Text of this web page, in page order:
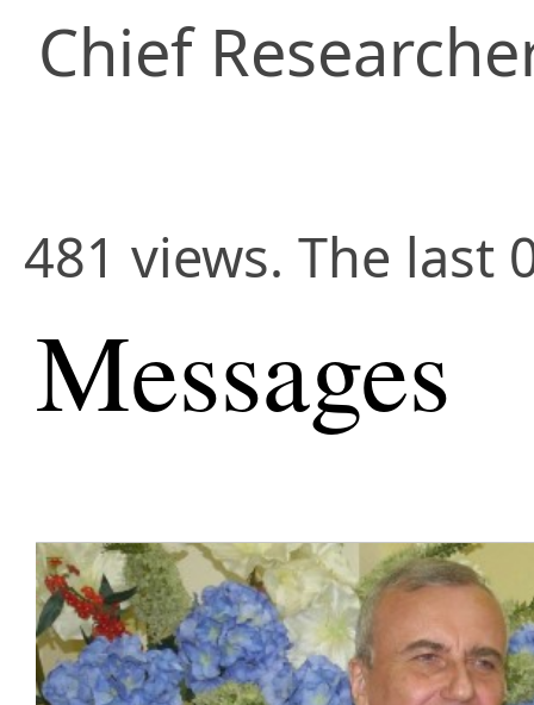
Chief
481 views. The last
Messages